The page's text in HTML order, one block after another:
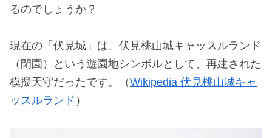
るのでしょうか？
現在の「伏見城」は、伏見桃山城キャッスルランド
（閉園）という遊園地シンボルとして、再建された
模擬天守だったです。（Wikipedia 伏見桃山城キャ
ッスルランド ）